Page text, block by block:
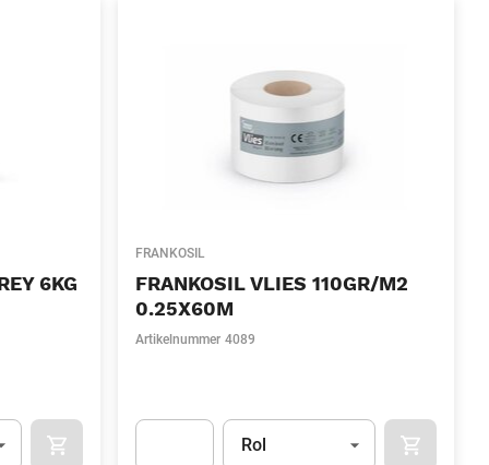
6KG
APOK.CATEGORY.PRODUCTS.CART.ADDTOCART
FRANKOSIL
FRANKOSIL VLIES 110GR/M2
0.25X60M
Artikelnummer 4089
Eenheid
Rol